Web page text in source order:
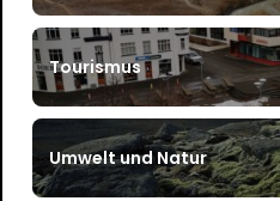
Tourismus
Umwelt und Natur